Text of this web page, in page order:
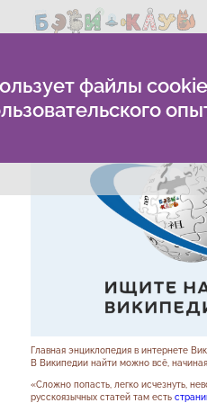
ищите нас в
Главная энциклопедия в интернете
В Википедии найти можно всё,
«Сложно попасть, легко исчезнуть,
русскоязычных статей там есть
файлы